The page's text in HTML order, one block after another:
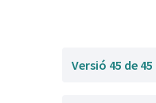
Versió 45 de 45